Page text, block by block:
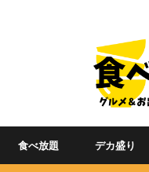
食べ放題 デカ盛り